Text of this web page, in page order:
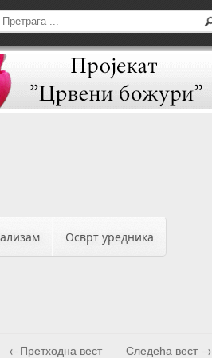
Осврт уредника
←Претходна вест Следећа вест →